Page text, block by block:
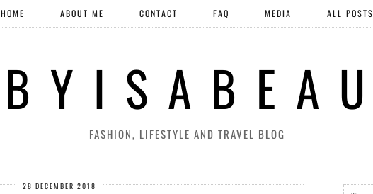
B Y I S A B E A U
FASHION, LIFESTYLE AND TRAVEL BLOG
HOME ABOUT ME CONTACT FAQ MEDIA ALL POSTS
28 DECEMBER 2018